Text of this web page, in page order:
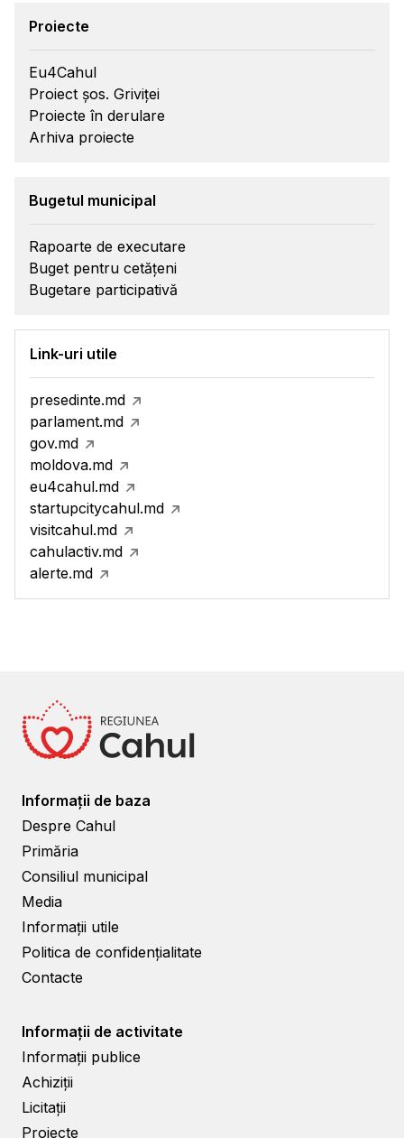
Proiecte
Eu4Cahul
Proiect șos. Griviței
Proiecte în derulare
Arhiva proiecte
Bugetul municipal
Rapoarte de executare
Buget pentru cetățeni
Bugetare participativă
Link-uri utile
presedinte.md
parlament.md
gov.md
moldova.md
eu4cahul.md
startupcitycahul.md
visitcahul.md
cahulactiv.md
alerte.md
Informații de baza
Despre Cahul
Primăria
Consiliul municipal
Media
Informații utile
Politica de confidențialitate
Contacte
Informații de activitate
Informații publice
Achiziții
Licitații
Proiecte